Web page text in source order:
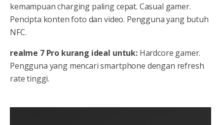
kemampuan charging paling cepat. Casual gamer.
Pencipta konten foto dan video. Pengguna yang butuh
NFC.
realme 7 Pro kurang ideal untuk:Hardcore gamer.
Pengguna yang mencari smartphone dengan refresh
rate tinggi.